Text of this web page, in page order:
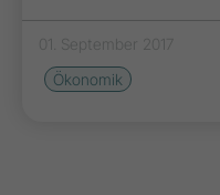
01. September 2017
Ökonomik